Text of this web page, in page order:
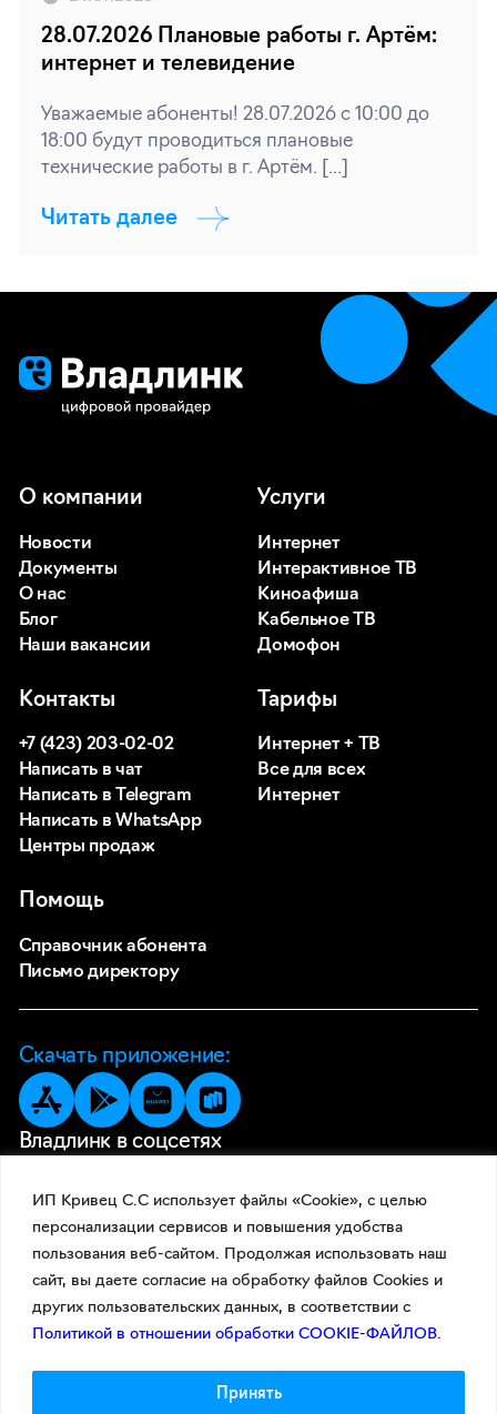
ИП Кривец С.С использует файлы «Cookie», с целью
персонализации сервисов и повышения удобства
пользования веб-сайтом. Продолжая использовать наш
сайт, вы даете согласие на обработку файлов Cookies и
других пользовательских данных, в соответствии с
Политикой в отношении обработки COOKIE-ФАЙЛОВ.
Принять
28.07.2026 Плановые работы г. Артём:
интернет и телевидение
Уважаемые абоненты! 28.07.2026 с 10:00 до
18:00 будут проводиться плановые
технические работы в г. Артём. […]
Читать далее
О компании
Новости
Документы
О нас
Блог
Наши вакансии
Услуги
Интернет
Интерактивное ТВ
Киноафиша
Кабельное ТВ
Домофон
Помощь
Справочник абонента
Письмо директору
Тарифы
Интернет + ТВ
Все для всех
Интернет
Контакты
+7 (423) 203-02-02
Написать в чат
Написать в Telegram
Написать в WhatsApp
Центры продаж
Скачать приложение:
Владлинк в соцсетях
Документы